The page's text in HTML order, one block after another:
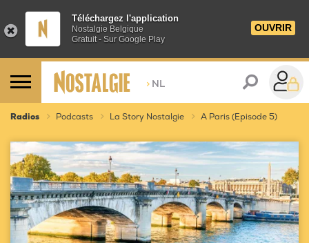
Téléchargez l'application
Nostalgie Belgique
Gratuit - Sur Google Play
OUVRIR
> NL
Radios Podcasts La Story Nostalgie A Paris (Episode 5)